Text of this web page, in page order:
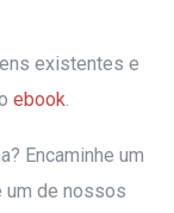
existentes e
ebook.
Encaminhe um
um de nossos